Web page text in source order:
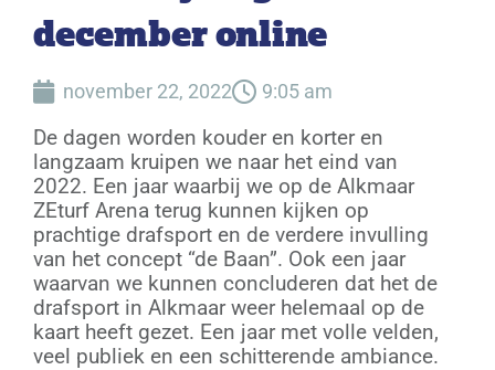
december online
november 22, 2022 9:05 am
De dagen worden kouder en korter en
langzaam kruipen we naar het eind van
2022. Een jaar waarbij we op de Alkmaar
ZEturf Arena terug kunnen kijken op
prachtige drafsport en de verdere invulling
van het concept “de Baan”. Ook een jaar
waarvan we kunnen concluderen dat het de
drafsport in Alkmaar weer helemaal op de
kaart heeft gezet. Een jaar met volle velden,
veel publiek en een schitterende ambiance.